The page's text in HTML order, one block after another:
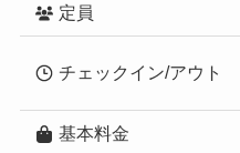
定員
チェックイン/アウト
基本料金